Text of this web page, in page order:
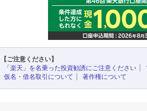
【ご注意ください】
「楽天」を名乗った投資勧誘にご注意ください
仮名・借名取引について
著作権について